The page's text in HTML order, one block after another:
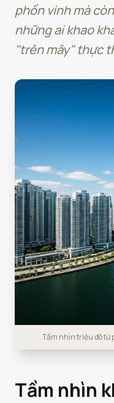
phồn vinh mà
những ai khao
"trên mây" thực
Tầm nhìn triệu đô từ
Tầm nhìn